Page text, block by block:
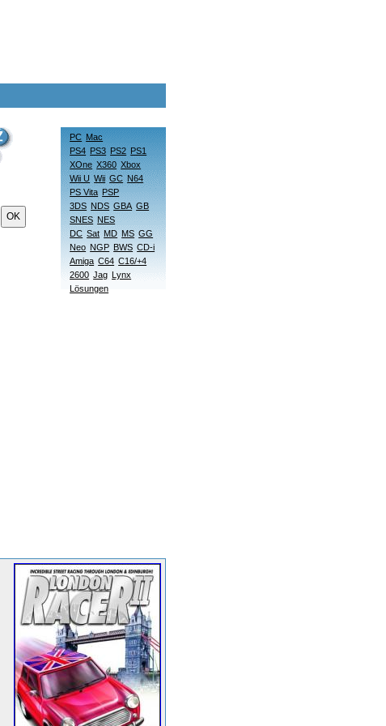
OK
PC Mac
PS4 PS3 PS2 PS1
XOne X360 Xbox
Wii U Wii GC N64
PS Vita PSP
3DS NDS GBA GB
SNES NES
DC Sat MD MS GG
Neo NGP BWS CD-i
Amiga C64 C16/+4
2600 Jag Lynx
Lösungen